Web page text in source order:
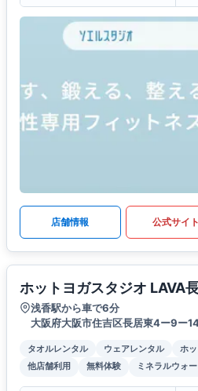
店舗情報 公式サイト
ホットヨガスタジオ LAVA
浅香駅から車で6分
大阪府大阪市住吉区長居東4ー9ー
タオルレンタル ウェアレンタル ホ
他店舗利用
無料体験 ミネラルウォ